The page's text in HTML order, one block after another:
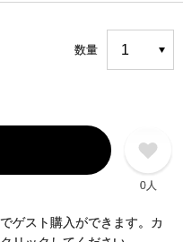
数量
0人
ゲスト購入ができます。カ